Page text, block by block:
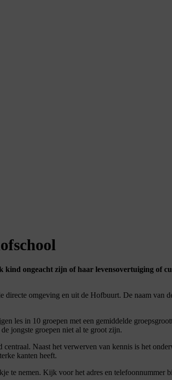
kind ongeacht zijn of haar levensovertuiging of
omgeving en uit de Hofbuurt. De naam van
les in 10 groepen met een gemiddelde
jongste groepen niet al te groot zijn.
Naast het verwerven van kennis is het
kanten heeft.
te nemen. Kijk voor het adres en telefoonnummer